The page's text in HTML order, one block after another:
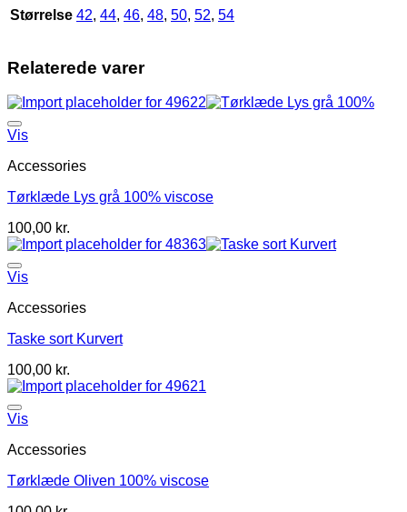
antal
Størrelse 42, 44, 46, 48, 50, 52, 54
Relaterede varer
Vis
Accessories
Tørklæde Lys grå 100% viscose
100,00 kr.
Vis
Accessories
Taske sort Kurvert
100,00 kr.
Vis
Accessories
Tørklæde Oliven 100% viscose